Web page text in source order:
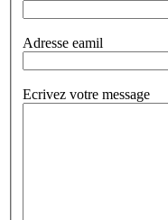
Adresse eamil
Ecrivez votre message